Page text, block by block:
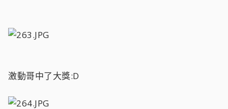
激動哥中了大獎:D